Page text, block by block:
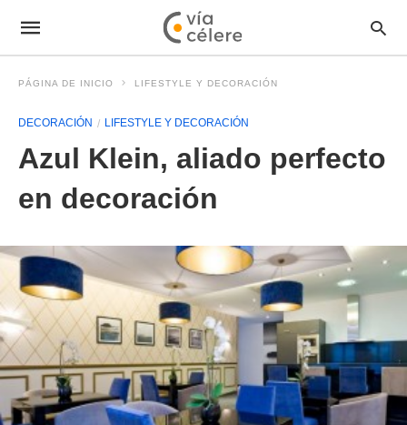
PÁGINA DE INICIO LIFESTYLE Y DECORACIÓN
DECORACIÓN LIFESTYLE Y DECORACIÓN
Azul Klein, aliado perfecto
en decoración